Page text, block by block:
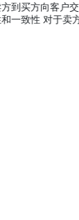
其他非常严苛
实现最优效率
流量控制产品
厂生产中，对控
用处于除渣阶段